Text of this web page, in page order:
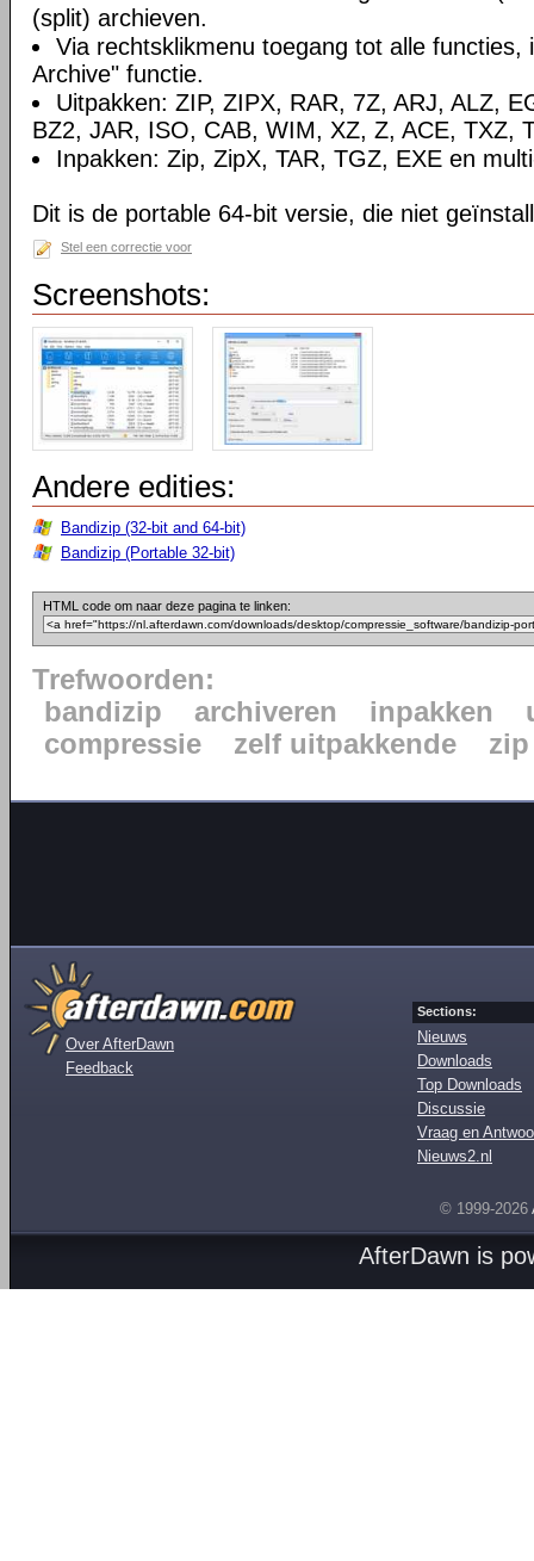
(split) archieven.
Via rechtsklikmenu toegang tot alle functies,
Archive" functie.
Uitpakken: ZIP, ZIPX, RAR, 7Z, ARJ, ALZ,
BZ2, JAR, ISO, CAB, WIM, XZ, Z, ACE, TXZ,
Inpakken: Zip, ZipX, TAR, TGZ, EXE en
Dit is de portable 64-bit versie, die niet
Stel een correctie voor
Screenshots:
Andere edities:
Bandizip (32-bit and 64-bit)
Bandizip (Portable 32-bit)
HTML code om naar deze pagina te linken:
Trefwoorden:
bandizip
archiveren inpakken
compressie
zelf uitpakkende zip
Over AfterDawn
Feedback
Sections:
Nieuws
Downloads
Top Downloads
Discussie
Vraag en
Nieuws2.nl
© 1999-2026
AfterDawn is